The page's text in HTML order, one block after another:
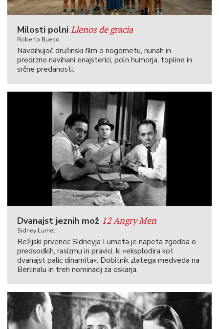
Milosti polni Llenos de gracia
Roberto Bueso
Navdihujoč družinski film o nogometu, nunah in
predrzno navihani enajsterici, poln humorja, topline in
srčne predanosti.
Dvanajst jeznih mož 12 Angry Men
Sidney Lumet
Režijski prvenec Sidneyja Lumeta je napeta zgodba o
predsodkih, rasizmu in pravici, ki »eksplodira kot
dvanajst palic dinamita«. Dobitnik zlatega medveda na
Berlinalu in treh nominacij za oskarja.